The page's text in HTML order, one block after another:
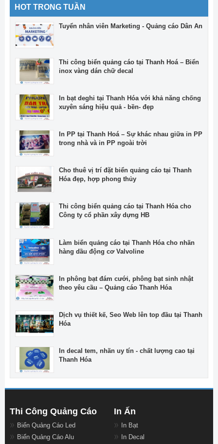
HOT TRONG TUẦN
Tuyển nhân viên Marketing - Quảng cáo Dân An
Thi công biển quảng cáo tại Thanh Hoá – Biển
inox vàng dán chữ decal
In bạt deghi tại Thanh Hóa với khả năng chống
xuyên sáng hiệu quả - bền- đẹp
In PP tại Thanh Hoá – Sự khác nhau giữa in PP
trong nhà và in PP ngoài trời
Cho thuê vị trí đặt biển quảng cáo tại Thanh
Hóa đẹp, hợp phong thủy
Thi công biển quảng cáo tại Thanh Hóa cho
Công ty cổ phần xây dựng HB
Làm biển quảng cáo tại Thanh Hóa cho nhãn
hàng dầu động cơ Valvoline
In phông bạt đám cưới, phông bạt sinh nhật
theo yêu cầu – Quảng cáo Thanh Hóa
Dịch vụ thiết kế, Seo Web lên top đầu tại Thanh
Hóa
In decal tem, nhãn uy tín - chất lượng cao tại
Thanh Hóa
Thi Công Quảng Cáo
Biển Quảng Cáo Led
Biển Quảng Cáo Alu
In Ấn
In Bạt
In Decal